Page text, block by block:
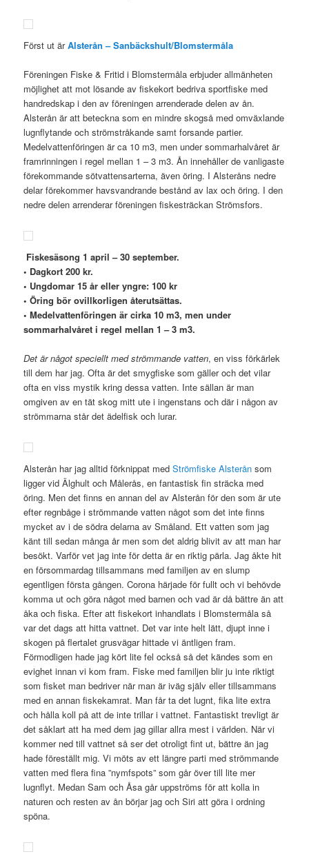
Först ut ärAlsterån – Sanbäckshult/Blomstermåla
Föreningen Fiske & Fritid i Blomstermåla erbjuder allmänheten
möjlighet att mot lösande av fiskekort bedriva sportfiske med
handredskap i den av föreningen arrenderade delen av ån.
Alsterån är att beteckna som en mindre skogså med omväxlande
lugnflytande och strömstråkande samt forsande partier.
Medelvattenföringen är ca 10 m3, men under sommarhalvåret är
framrinningen i regel mellan 1 – 3 m3. Ån innehåller de vanligaste
förekommande sötvattensarterna, även öring. I Alsteråns nedre
delar förekommer havsvandrande bestånd av lax och öring. I den
nedre delen arrenderar föreningen fiskesträckan Strömsfors.
Fiskesäsong 1 april – 30 september.
• Dagkort 200 kr.
• Ungdomar 15 år eller yngre: 100 kr
• Öring bör ovillkorligen återutsättas.
• Medelvattenföringen är cirka 10 m3, men under
sommarhalvåret i regel mellan 1 – 3 m3.
Det är något speciellt med strömmande vatten, en viss förkärlek
till dem har jag. Ofta är det smygfiske som gäller och det vilar
ofta en viss mystik kring dessa vatten. Inte sällan är man
omgiven av en tät skog mitt ute i ingenstans och där i någon av
strömmarna står det ädelfisk och lurar.
Alsterån har jag alltid förknippat medStrömfiske Alsterån som
ligger vid Älghult och Målerås, en fantastisk fin sträcka med
öring. Men det finns en annan del av Alsterån för den som är ute
efter regnbåge i strömmande vatten något som det inte finns
mycket av i de södra delarna av Småland. Ett vatten som jag
känt till sedan många år men som det aldrig blivit av att man har
besökt. Varför vet jag inte för detta är en riktig pärla. Jag åkte hit
en försommardag tillsammans med familjen av en slump
egentligen första gången. Corona härjade för fullt och vi behövde
komma ut och göra något med barnen och vad är då bättre än att
åka och fiska. Efter att fiskekort inhandlats i Blomstermåla så
var det dags att hitta vattnet. Det var inte helt lätt, djupt inne i
skogen på flertalet grusvägar hittade vi äntligen fram.
Förmodligen hade jag kört lite fel också så det kändes som en
evighet innan vi kom fram. Fiske med familjen blir ju inte riktigt
som fisket man bedriver när man är iväg själv eller tillsammans
med en annan fiskekamrat. Man får ta det lugnt, fika lite extra
och hålla koll på att de inte trillar i vattnet. Fantastiskt trevligt är
det såklart att ha med dem jag gillar allra mest i världen. När vi
kommer ned till vattnet så ser det otroligt fint ut, bättre än jag
hade föreställt mig. Vi möts av ett längre parti med strömmande
vatten med flera fina ”nymfspots” som går över till lite mer
lugnflyt. Medan Sam och Åsa går uppströms för att kolla in
naturen och resten av ån börjar jag och Siri att göra i ordning
spöna.